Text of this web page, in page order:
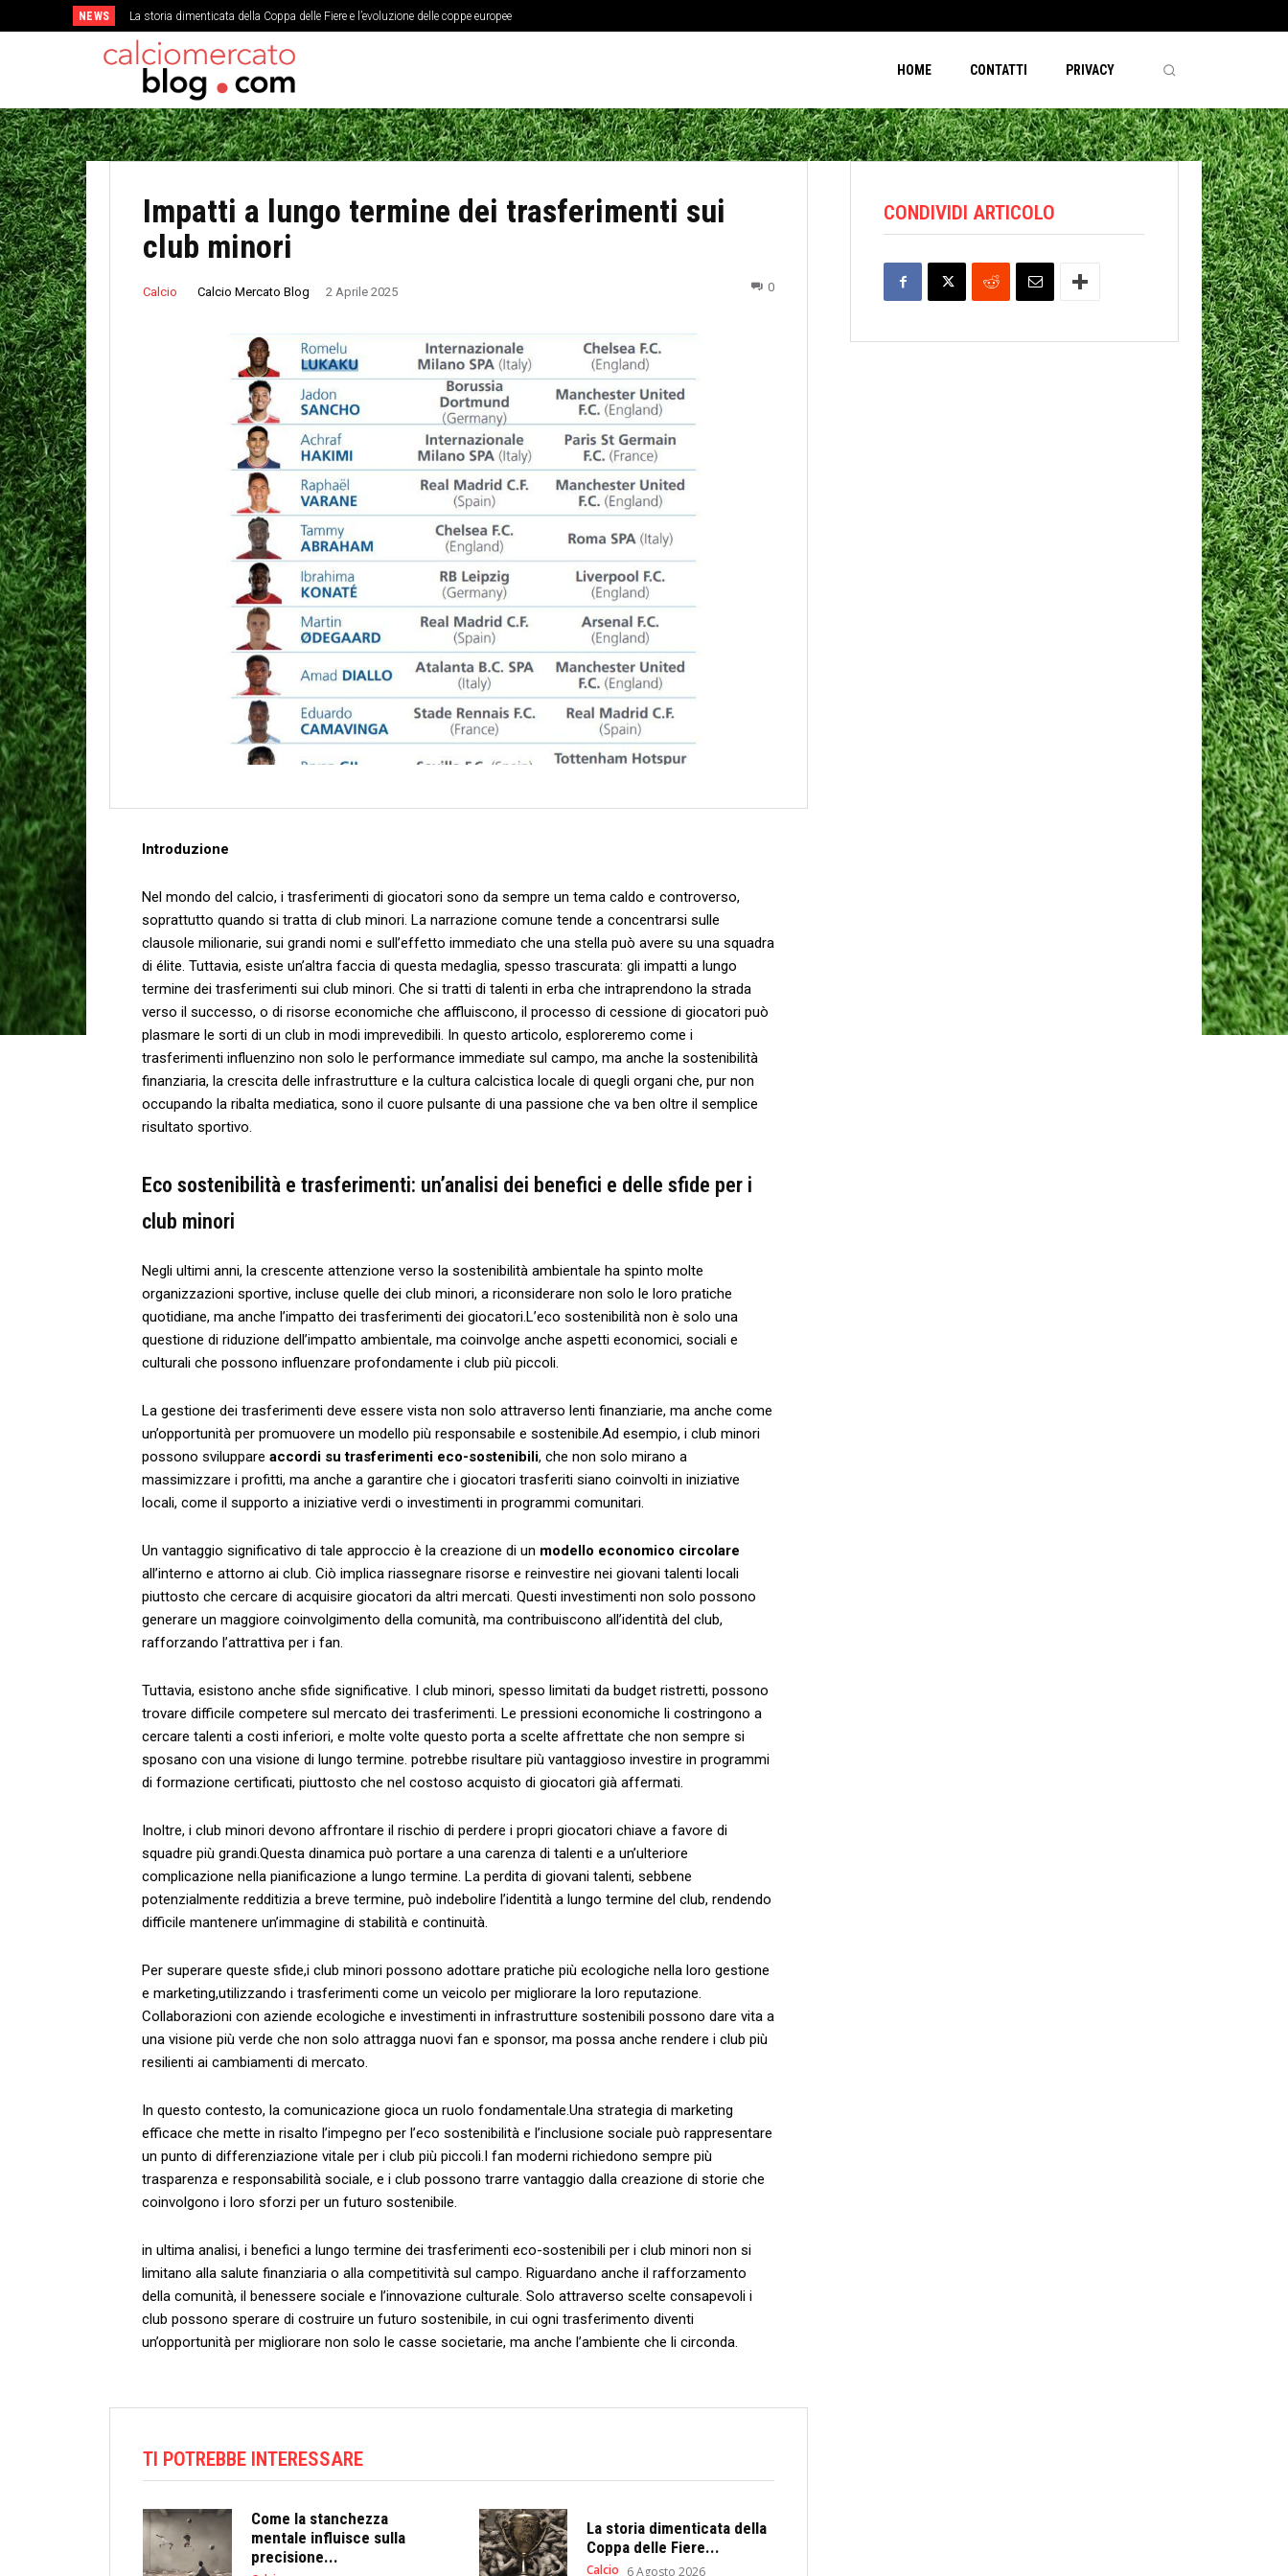
NEWS La storia dimenticata della Coppa delle Fiere e l’evoluzione delle coppe europee
HOME CONTATTI PRIVACY
Impatti a lungo termine dei trasferimenti sui
club minori
Calcio Calcio Mercato Blog 2 Aprile 2025 0
Introduzione
Nel mondo del calcio, i‍ trasferimenti ⁤di giocatori⁣ sono da sempre un tema caldo⁣ e‌ controverso,
soprattutto quando si tratta di‍ club‍ minori. La narrazione⁤ comune⁢ tende⁣ a concentrarsi sulle
⁤clausole‍ milionarie, sui grandi nomi⁤ e sull’effetto immediato che una⁤ stella può avere su una squadra
di⁤ élite. Tuttavia, esiste ‍un’altra faccia ​di questa medaglia, spesso trascurata:‌ gli ​impatti a lungo
termine ⁢dei trasferimenti sui club minori.⁢ Che si⁢ tratti‍ di⁢ talenti in⁤ erba che ⁣intraprendono la ​strada⁢
verso il successo, o di⁢ risorse economiche ‍che affluiscono,‌ il processo⁣ di cessione‍ di giocatori ‌può
plasmare le sorti⁣ di un club ‍in modi imprevedibili. ‌In ​questo articolo, esploreremo come i
trasferimenti influenzino ⁢non solo le performance immediate sul⁤ campo, ma⁣ anche la sostenibilità
⁤finanziaria, ⁢la crescita delle infrastrutture​ e⁣ la‍ cultura⁢ calcistica locale ​di quegli⁤ organi che, pur non
occupando la ribalta mediatica, ⁤sono il cuore pulsante ​di una passione che ⁢va ben ​oltre il semplice
risultato sportivo.
Eco sostenibilità e ⁢trasferimenti: un’analisi dei ⁣benefici e delle sfide per i
club minori
Negli ultimi ​anni, ⁣la‍ crescente ⁢attenzione verso ⁢la sostenibilità ambientale ha spinto ⁤molte
organizzazioni sportive,‌ incluse ‍quelle dei club ⁢minori, a​ riconsiderare non solo le⁤ loro pratiche
⁢quotidiane, ma anche l’impatto ⁣dei​ trasferimenti dei ‍giocatori.L’eco⁣ sostenibilità ‍non è solo‍ una​
questione di ⁤riduzione dell’impatto ambientale, ma coinvolge anche aspetti economici, sociali ⁣e‍
culturali che possono influenzare ​profondamente i club più piccoli.
La gestione⁢ dei trasferimenti deve essere vista non solo attraverso lenti ‍finanziarie, ma‍ anche‌ come
​un’opportunità per promuovere un modello più​ responsabile e sostenibile.Ad esempio, i club minori
‌possono ‍sviluppare⁣ accordi su trasferimenti eco-sostenibili, che ⁤non solo mirano a ​
massimizzare i ‍profitti, ⁢ma anche⁣ a garantire che i giocatori⁢ trasferiti siano coinvolti ⁣in⁣ iniziative
locali, come il‍ supporto ⁤a iniziative ⁣verdi o investimenti ‌in ⁢programmi comunitari.
Un vantaggio significativo di​ tale approccio è la creazione di un⁣ modello⁢ economico circolare
all’interno e attorno ai club.⁢ Ciò implica riassegnare risorse e reinvestire nei giovani talenti ⁣locali
piuttosto⁣ che ‍cercare di​ acquisire giocatori da ‌altri mercati. ‍Questi⁤ investimenti ⁢non ⁣solo possono
generare ​un​ maggiore​ coinvolgimento ‌della comunità,⁤ ma contribuiscono all’identità del club,
rafforzando l’attrattiva ​per i‌ fan.
Tuttavia, esistono anche sfide significative. ⁣I‍ club⁤ minori, spesso limitati da budget‍ ristretti, possono
trovare difficile competere sul mercato dei⁢ trasferimenti. Le ⁣pressioni economiche li⁣ costringono a
cercare talenti a costi inferiori, e molte volte questo ⁢porta a scelte⁣ affrettate​ che ‍non sempre si
sposano con una visione di lungo termine.⁢ potrebbe risultare più vantaggioso investire in programmi
⁤di⁤ formazione certificati,‍ piuttosto che nel costoso acquisto di giocatori già affermati.
Inoltre,⁢ i⁣ club minori devono ⁣affrontare il rischio⁣ di perdere ​i propri giocatori chiave a ‌favore di
squadre più grandi.Questa dinamica può ⁢portare a una carenza⁢ di talenti⁢ e a un’ulteriore
complicazione ​nella pianificazione⁤ a lungo ‌termine. La perdita di giovani ​talenti, sebbene
potenzialmente redditizia a ‍breve termine,​ può indebolire l’identità‌ a⁢ lungo​ termine⁢ del club,⁣ rendendo
⁤difficile mantenere un’immagine⁤ di ⁣stabilità ​e continuità.
Per superare​ queste sfide,i ⁤club minori ‍possono adottare pratiche più ecologiche nella loro gestione‌
e ‌marketing,utilizzando i trasferimenti come un veicolo ⁤per migliorare la loro‍ reputazione.‌
Collaborazioni con aziende ecologiche‍ e ​investimenti‍ in infrastrutture sostenibili possono​ dare vita a
una visione più⁢ verde che non solo ‌attragga nuovi ⁤fan e​ sponsor,‍ ma possa​ anche rendere i club più
resilienti ai cambiamenti di mercato.
In questo⁤ contesto, la comunicazione ⁣gioca un ruolo ​fondamentale.Una strategia di marketing
efficace⁣ che⁣ mette ⁣in risalto ⁣l’impegno⁢ per ‍l’eco sostenibilità e l’inclusione⁢ sociale ⁤può rappresentare
un⁣ punto⁣ di differenziazione vitale per i club più piccoli.I fan ⁢moderni ‌richiedono sempre ⁤più⁤
trasparenza e responsabilità sociale, e​ i club possono trarre vantaggio dalla ‌creazione ‍di storie ⁢che
coinvolgono i‌ loro ⁢sforzi per⁣ un futuro sostenibile.
in ultima analisi, i⁢ benefici a⁣ lungo termine dei trasferimenti eco-sostenibili per i club‌ minori non‍ si
limitano⁤ alla salute finanziaria ⁣o alla ⁤competitività ‌sul campo. Riguardano ‌anche il⁤ rafforzamento
della comunità, il benessere sociale e l’innovazione culturale. Solo attraverso scelte consapevoli i
⁤club ⁣possono sperare di costruire un ‍futuro sostenibile,‍ in cui​ ogni trasferimento diventi
un’opportunità​ per migliorare non solo le casse societarie,⁤ ma anche ‌l’ambiente che li circonda.
TI POTREBBE INTERESSARE
Come la stanchezza
mentale influisce sulla
precisione...
La storia dimenticata della
Coppa delle Fiere...
Calcio 6 Agosto 2026
CONDIVIDI ARTICOLO